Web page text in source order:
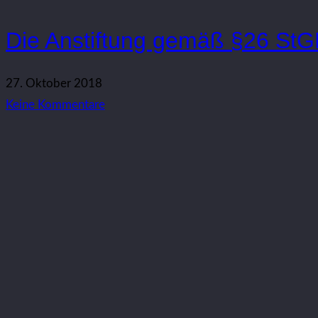
Die Anstiftung gemäß §26
27. Oktober 2018
Keine Kommentare